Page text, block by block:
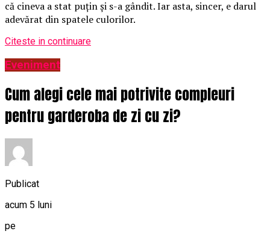
că cineva a stat puțin și s-a gândit. Iar asta, sincer, e darul
adevărat din spatele culorilor.
Citeste in continuare
Eveniment
Cum alegi cele mai potrivite compleuri
pentru garderoba de zi cu zi?
Publicat
acum 5 luni
pe